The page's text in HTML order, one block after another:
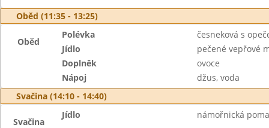
Oběd (11:35 - 13:25)
Oběd
Polévka
česneková s
Jídlo
pečené vepřové
Doplněk
ovoce
Nápoj
džus, voda
Svačina (14:10 - 14:40)
Svačina
Jídlo námořnická